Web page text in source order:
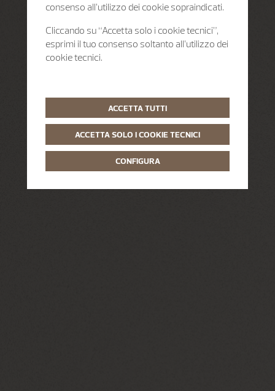
consenso all’utilizzo dei cookie sopraindicati.
Cliccando su “Accetta solo i cookie tecnici”,
esprimi il tuo consenso soltanto all’utilizzo dei
cookie tecnici.
ACCETTA TUTTI
ACCETTA SOLO I COOKIE TECNICI
CONFIGURA